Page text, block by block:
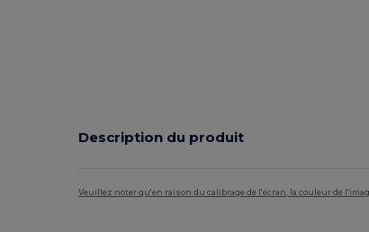
Description du produit
Veuillez noter qu'en raison du calibrage de l'écran, la couleur de